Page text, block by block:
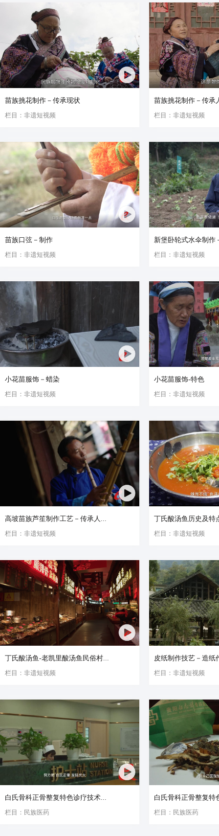
苗族挑花制作－传承现状
栏目：非遗短视频
苗族挑花制作－传承
栏目：非遗短视频
苗族口弦－制作
栏目：非遗短视频
新堡卧轮式水伞制作
栏目：非遗短视频
小花苗服饰－蜡染
栏目：非遗短视频
小花苗服饰-特色
栏目：非遗短视频
高坡苗族芦笙制作工艺－传承人...
栏目：非遗短视频
丁氏酸汤鱼历史及特
栏目：非遗短视频
丁氏酸汤鱼-老凯里酸汤鱼民俗村...
栏目：非遗短视频
皮纸制作技艺－造纸
栏目：非遗短视频
白氏骨科正骨整复特色诊疗技术...
栏目：民族医药
白氏骨科正骨整复特
栏目：民族医药